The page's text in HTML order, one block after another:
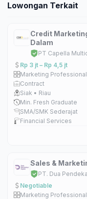
Lowongan Terkait
Credit
Dalam
PT Capella
Rp 3 jt – Rp 4,5 jt
Marketing
Contract
Siak • Riau
Min. Fresh Graduate
SMA/SMK Sederajat
Financial Services
Sales &
PT. Dua
Negotiable
Marketing